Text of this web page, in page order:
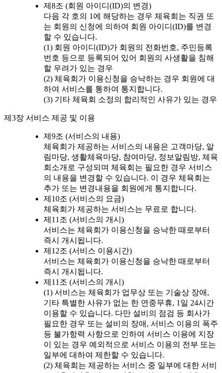
제8조 (회원 아이디(ID)의 변경)
다음 각 호의 1에 해당하는 경우 체육회는 직권 또
는 회원의 신청에 의하여 회원 아이디(ID)를 변경
할 수 있습니다.
(1) 회원 아이디(ID)가 회원의 전화번호, 주민등록
번호 등으로 등록되어 있어 회원의 사생활을 침해
할 우려가 있는 경우
(2) 체육회가 이용신청을 승낙하는 경우 회원에 대
하여 서비스를 통하여 통지합니다.
(3) 기타 체육회 소정의 합리적인 사유가 있는 경우
제3장 서비스 제공 및 이용
제9조 (서비스의 내용)
체육회가 제공하는 서비스의 내용은 고객마당, 알
림마당, 생활체육마당, 참여마당, 정보알림방, 체육
회소개로 구성되며 체육회는 필요한 경우 서비스
의 내용을 변경할 수 있습니다. 이 경우 체육회는
추가 또는 변경내용을 회원에게 통지합니다.
제10조 (서비스의 요금)
체육회가 제공하는 서비스는 무료로 합니다.
제11조 (서비스의 개시)
서비스는 체육회가 이용신청을 승낙한 때로부터
즉시 개시됩니다.
제12조 (서비스 이용시간)
서비스는 체육회가 이용신청을 승낙한 때로부터
즉시 개시됩니다.
제11조 (서비스의 개시)
(1) 서비스는 체육회가 업무상 또는 기술상 장애,
기타 특별한 사유가 없는 한 연중무휴, 1일 24시간
이용할 수 있습니다. 다만 설비의 점검 등 회사가
필요한 경우 또는 설비의 장애, 서비스 이용의 폭주
등 불가항력 사항으로 인하여 서비스 이용에 지장
이 있는 경우 예외적으로 서비스 이용의 전부 또는
일부에 대하여 제한할 수 있습니다.
(2) 체육회는 제공하는 서비스 중 일부에 대한 서비